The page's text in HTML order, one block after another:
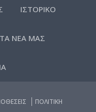
ΙΣΤΟΡΙΚΟ
ΤΑ ΝΕΑ ΜΑΣ
ΠΟΛΙΤΙΚΗ